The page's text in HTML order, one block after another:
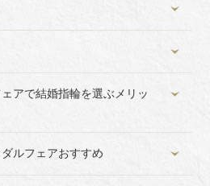
アで結婚指輪を選ぶメリッ
ルフェアおすすめ